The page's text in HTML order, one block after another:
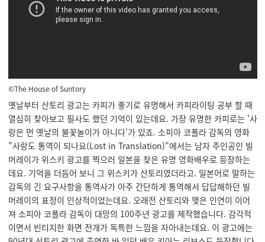
©The House of Suntory
옛날부터 산토리 광고는 카피가 좋기로 유명해서 카피라이팅 공부 할 때
열심히 찾아보고 필사도 했던 기억이 있는데요. 가장 유명한 카피로는 '사
랑은 먼 옛날의 불꽃놀이가 아니다'가 있죠. 소피아 코폴라 감독의 영화
"사랑도 통역이 되나요(Lost in Translation)"에서는 남자 주인공인 빌
머레이가 위스키 광고를 찍으러 일본을 찾은 유명 영화배우로 등장하는
데요. 기억을 더듬어 보니 그 위스키가 산토리였더라고. 일본어로 말하는
감독의 긴 요구사항을 통역사가 아주 간단하게 통역해서 답답해하던 빌
머레이의 표정이 인상적이었는데요. 오래전 산토리와 맺은 인연이 이어
져 소피아 코폴라 감독이 대망의 100주년 광고를 제작했습니다. 감각적
이면서 빈티지한 화면 전개가 독특한 느낌을 자아내는데요. 이 광고에는